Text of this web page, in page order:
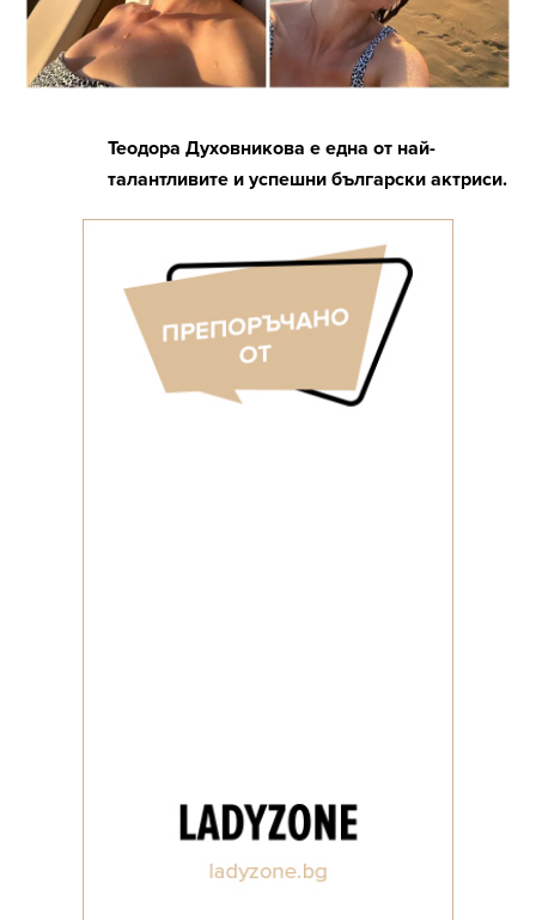
Теодора Духовникова е една от най-
талантливите и успешни български актриси.